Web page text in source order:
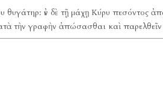
θυγάτηρ: ἐν δὲ τῇ μάχῃ Κύρυ πεσόντος
τὴν γραφὴν ἀπώσασθαι καὶ